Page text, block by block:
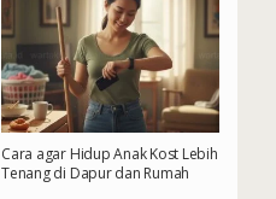
Cara agar Hidup Anak Kost Lebih
Tenang di Dapur dan Rumah